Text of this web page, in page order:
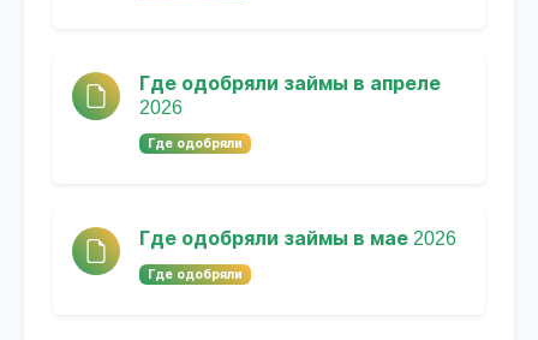
Где одобряли займы в апреле
2026
Где одобряли
Где одобряли займы в мае 2026
Где одобряли